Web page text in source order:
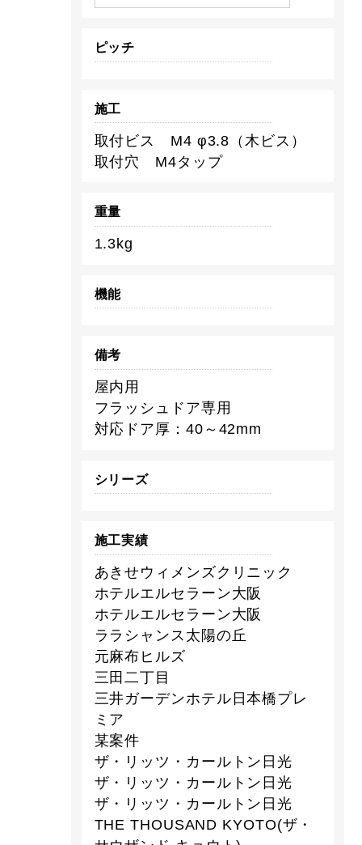
ピッチ
施工
取付ビス M4 φ3.8（木ビス）
取付穴 M4タップ
重量
1.3kg
機能
備考
屋内用
フラッシュドア専用
対応ドア厚：40～42mm
シリーズ
施工実績
あきせウィメンズクリニック
ホテルエルセラーン大阪
ホテルエルセラーン大阪
ララシャンス太陽の丘
元麻布ヒルズ
三田二丁目
三井ガーデンホテル日本橋プレ
ミア
某案件
ザ・リッツ・カールトン日光
ザ・リッツ・カールトン日光
ザ・リッツ・カールトン日光
THE THOUSAND KYOTO(ザ・